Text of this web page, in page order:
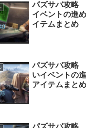
パズサバ攻略
イベントの進
イテムまとめ
パズサバ攻略
いイベントの
アイテムまとめ
パズサバ攻略